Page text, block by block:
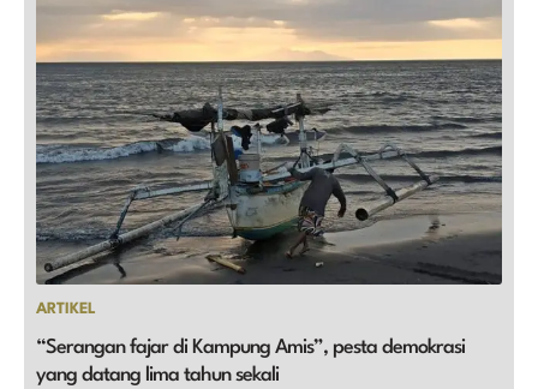
ARTIKEL
“Serangan fajar di Kampung Amis”, pesta demokrasi
yang datang lima tahun sekali